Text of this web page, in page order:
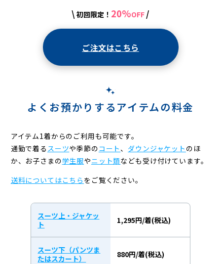
\ 初回限定！ 20%OFF /
ご注文はこちら
よくお預かりするアイテムの料金
アイテム1着からのご利用も可能です。
通勤で着る スーツや季節のコート 、 ダウンジャケット のほ
か、お子さまの学生服やニット類なども受け付けています。
送料についてはこちら をご覧ください。
スーツ上・ジャケッ
ト
1,295円/着(税込)
スーツ下（パンツま
たはスカート）
880円/着(税込)